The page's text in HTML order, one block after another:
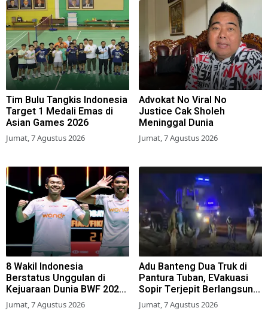
Tim Bulu Tangkis Indonesia
Target 1 Medali Emas di
Asian Games 2026
Jumat, 7 Agustus 2026
Advokat No Viral No
Justice Cak Sholeh
Meninggal Dunia
Jumat, 7 Agustus 2026
8 Wakil Indonesia
Berstatus Unggulan di
Kejuaraan Dunia BWF 2026,
Kans Juara Terbuka Lebar
Jumat, 7 Agustus 2026
Adu Banteng Dua Truk di
Pantura Tuban, EVakuasi
Sopir Terjepit Berlangsung
Dramatis
Jumat, 7 Agustus 2026